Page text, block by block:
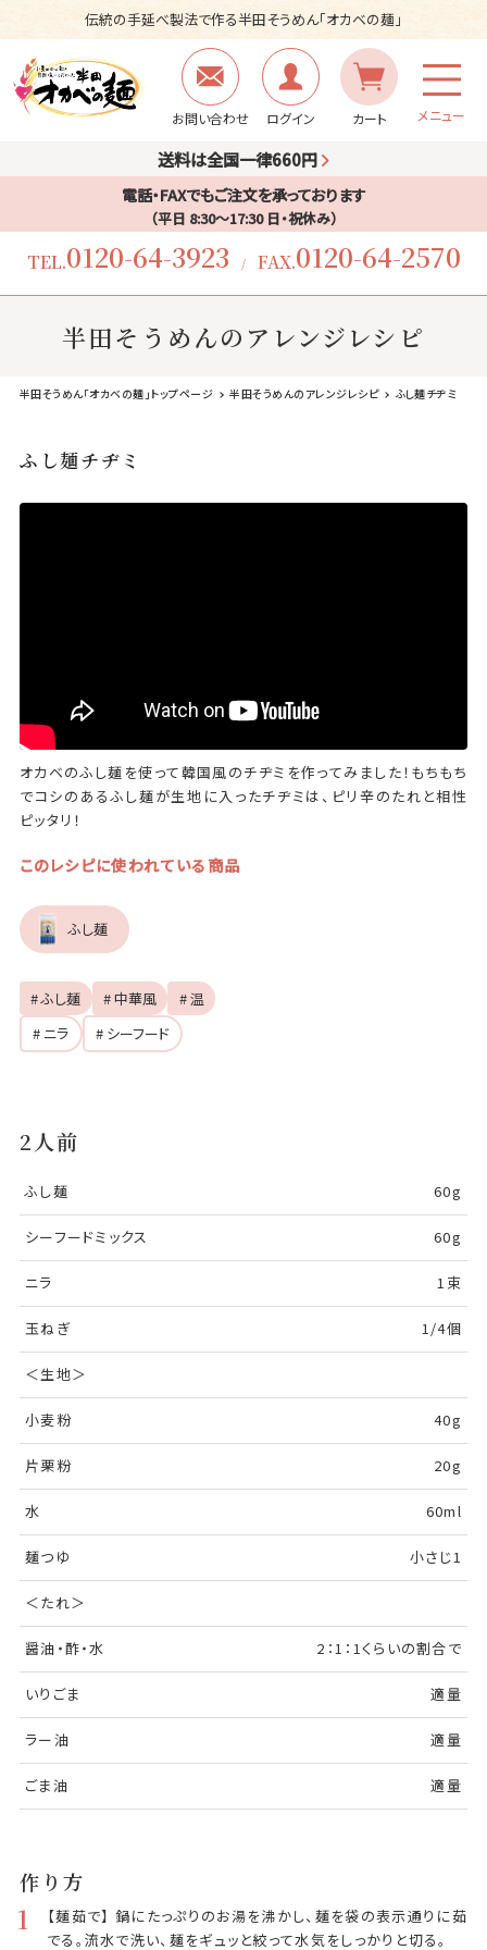
伝統の手延べ製法で作る半田そうめん「オカベの麺」
お問い合わせ ログイン カート メニュー
送料は全国一律660円
電話・FAXでもご注文を承っております
（平日 8:30〜17:30 日・祝休み）
TEL.0120-64-3923 / FAX.0120-64-2570
半田そうめんのアレンジレシピ
半田そうめん「オカベの麺」トップページ 半田そうめんのアレンジレシピ ふし麺チヂミ
ふし麺チヂミ
オカベのふし麺を使って韓国風のチヂミを作ってみました！もちもち
でコシのあるふし麺が生地に入ったチヂミは、ピリ辛のたれと相性
ピッタリ！
このレシピに使われている商品
ふし麺
# ふし麺 # 中華風
# 温
# ニラ
# シーフード
2人前
ふし麺 60g
シーフードミックス 60g
ニラ 1束
玉ねぎ 1/4個
＜生地＞
小麦粉 40g
片栗粉 20g
水 60ml
麺つゆ 小さじ1
＜たれ＞
醤油・酢・水 2：1：1くらいの割合で
いりごま 適量
ラー油 適量
ごま油 適量
作り方
1
【麺茹で】 鍋にたっぷりのお湯を沸かし、麺を袋の表示通りに茹
でる。流水で洗い、麺をギュッと絞って水気をしっかりと切る。